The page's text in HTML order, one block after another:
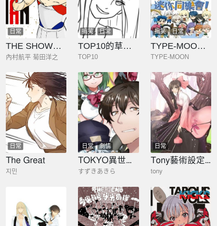
日常
THE SHOWMAN
內村航平 菊田洋之
搞笑 日常
TOP10的草稿漫短篇集
TOP10
搞笑 日常
TYPE-MOON學園迷你同樂會！
TYPE-MOON
日常
The Great
지민
日常 劇情
TOKYO異世界不動產
すずきあきら
日常
Tony藝術設定集合集
tony